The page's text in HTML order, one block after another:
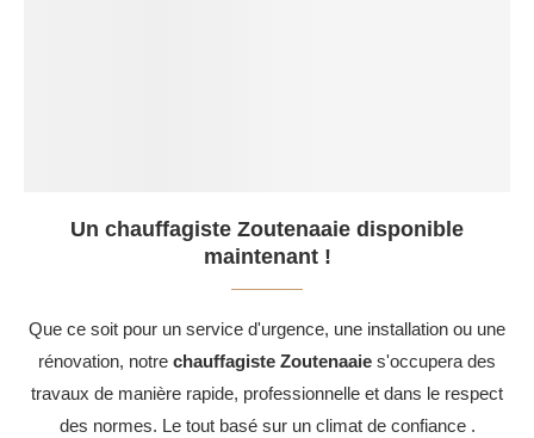
Un chauffagiste Zoutenaaie disponible
maintenant !
Que ce soit pour un service d'urgence, une installation ou une
rénovation, notre chauffagiste Zoutenaaie s'occupera des
travaux de manière rapide, professionnelle et dans le respect
des normes. Le tout basé sur un climat de confiance .